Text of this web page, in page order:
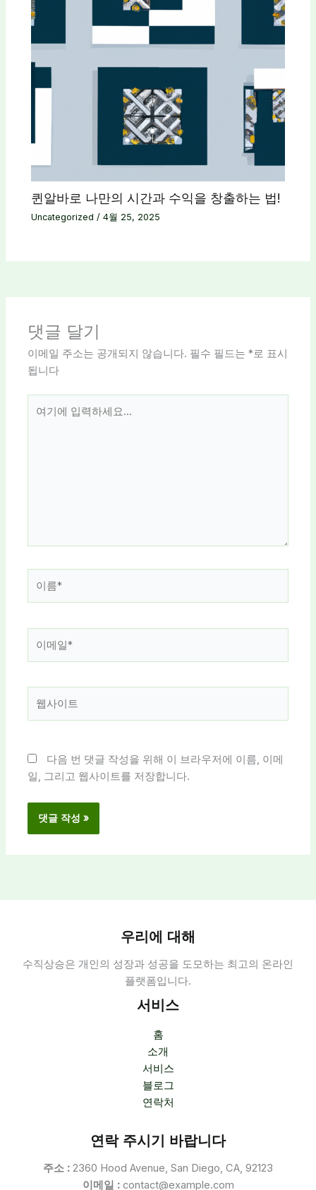
퀸알바로 나만의 시간과 수익을 창출하는 법!
Uncategorized /4월 25, 2025
댓글 달기
이메일 주소는 공개되지 않습니다. 필수 필드는*로 표시
됩니다
*
다음 번 댓글 작성을 위해 이 브라우저에 이름, 이메
일, 그리고 웹사이트를 저장합니다.
우리에 대해
수직상승은 개인의 성장과 성공을 도모하는 최고의 온라인
플랫폼입니다.
서비스
홈
소개
서비스
블로그
연락처
연락 주시기 바랍니다
주소 : 2360 Hood Avenue, San Diego, CA, 92123
이메일 : contact@example.com